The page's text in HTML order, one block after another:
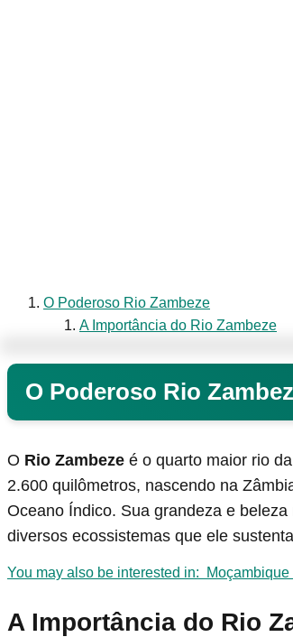
O Poderoso Rio Zambeze
A Importância do Rio Zambeze
O Poderoso Rio
O Rio Zambeze é o quarto maior rio
2.600 quilômetros, nascendo na
Oceano Índico. Sua grandeza e
diversos ecossistemas que ele
You may also be interested in:
A Importância do Rio